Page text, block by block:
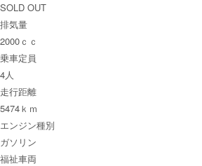
SOLD OUT
排気量
2000ｃｃ
乗車定員
4人
走行距離
5474ｋｍ
エンジン種別
ガソリン
福祉車両